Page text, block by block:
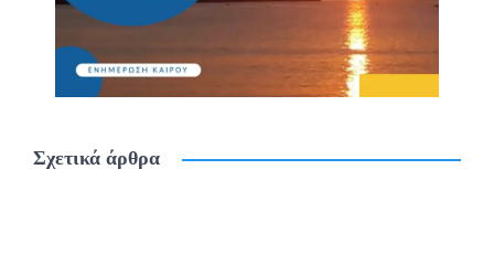
Σχετικά άρθρα